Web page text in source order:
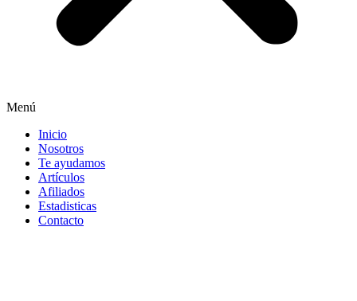
Menú
Inicio
Nosotros
Te ayudamos
Artículos
Afiliados
Estadisticas
Contacto